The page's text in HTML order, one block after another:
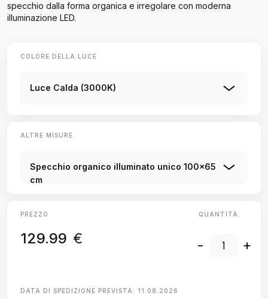
specchio dalla forma organica e irregolare con moderna
illuminazione LED.
COLORE DELLA LUCE
Luce Calda (3000K)
ALTRE MISURE
Specchio organico illuminato unico 100x65
cm
PREZZO
129.99 €
QUANTITÀ:
- +
DATA DI SPEDIZIONE PREVISTA: 11.08.2026